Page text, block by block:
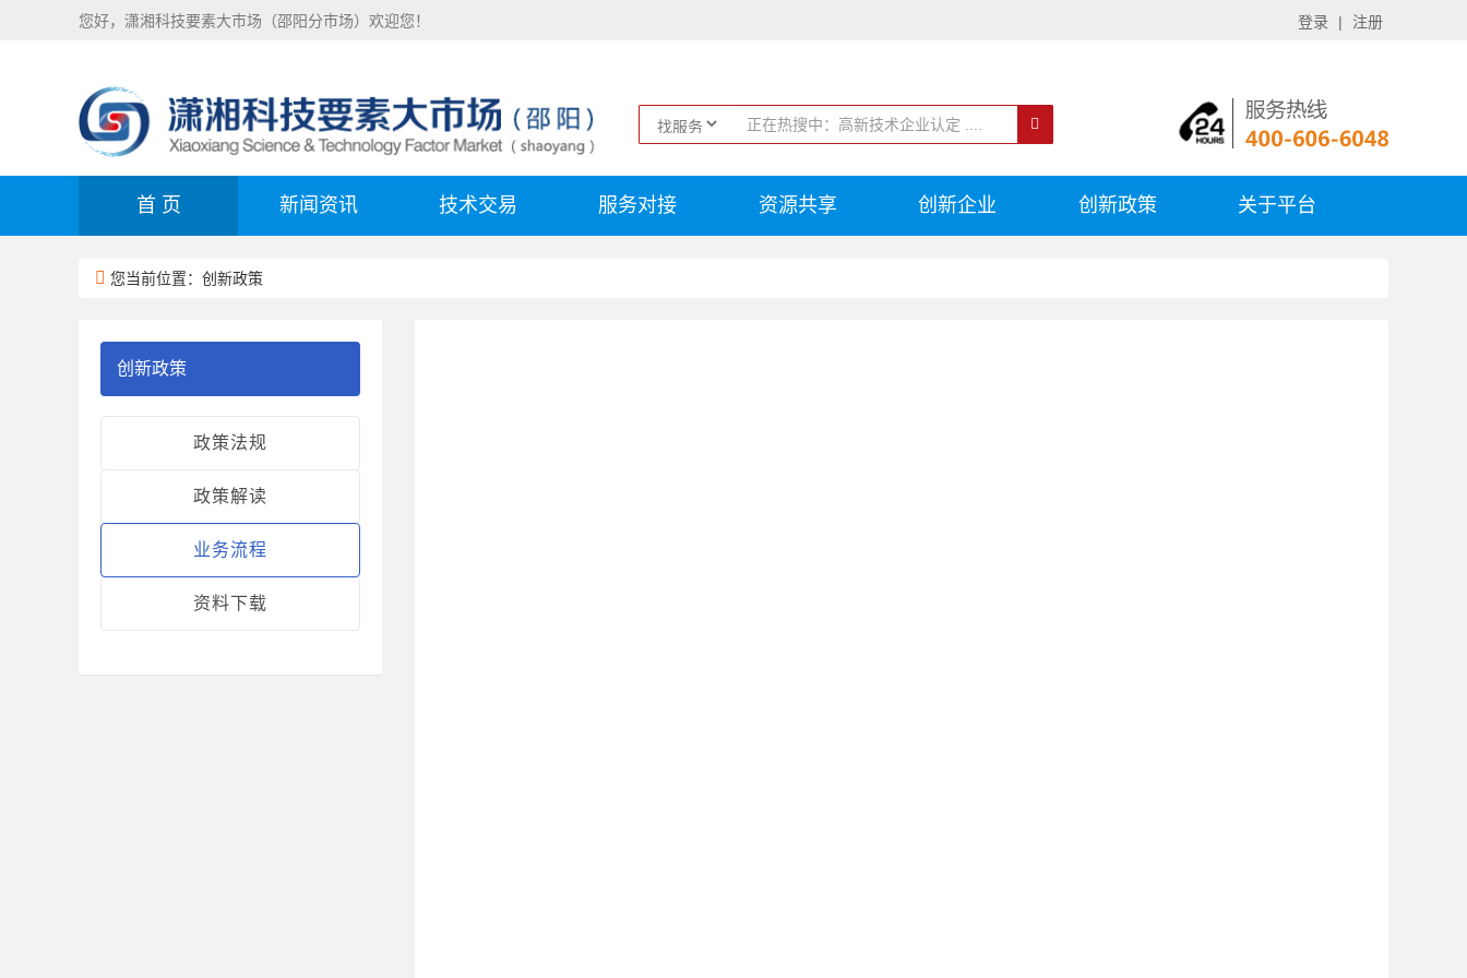
您好，潇湘科技要素大市场（邵阳分市场）欢迎您！ 登录 | 注册
首 页 新闻资讯 技术交易 服务对接 资源共享 创新企业 创新政策 关于平台
您当前位置：创新政策
创新政策
政策法规
政策解读
业务流程
资料下载